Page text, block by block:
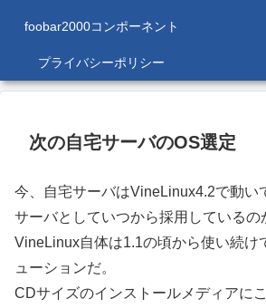
foobar2000コンポーネント
プライバシーポリシー
次の自宅サーバのOS選定
今、自宅サーバはVineLinux4.2で動い
サーバとしていつから採用しているの
VineLinux自体は1.1の頃から使い続け
ューションだ。
CDサイズのインストールメディアに